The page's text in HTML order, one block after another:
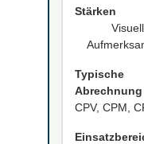
CPV, CPM,